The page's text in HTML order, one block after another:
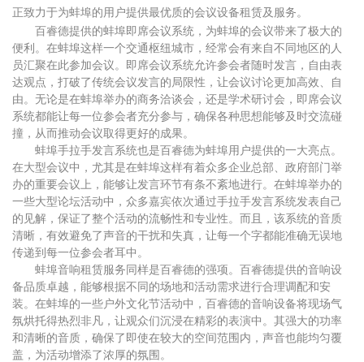
正致力于为蚌埠的用户提供最优质的会议设备租赁及服务。
百睿德提供的蚌埠即席会议系统，为蚌埠的会议带来了极大的
便利。在蚌埠这样一个交通枢纽城市，经常会有来自不同地区的人
员汇聚在此参加会议。即席会议系统允许参会者随时发言，自由表
达观点，打破了传统会议发言的局限性，让会议讨论更加高效、自
由。无论是在蚌埠举办的商务洽谈会，还是学术研讨会，即席会议
系统都能让每一位参会者充分参与，确保各种思想能够及时交流碰
撞，从而推动会议取得更好的成果。
蚌埠手拉手发言系统也是百睿德为蚌埠用户提供的一大亮点。
在大型会议中，尤其是在蚌埠这样有着众多企业总部、政府部门举
办的重要会议上，能够让发言环节有条不紊地进行。在蚌埠举办的
一些大型论坛活动中，众多嘉宾依次通过手拉手发言系统发表自己
的见解，保证了整个活动的流畅性和专业性。而且，该系统的音质
清晰，有效避免了声音的干扰和失真，让每一个字都能准确无误地
传递到每一位参会者耳中。
蚌埠音响租赁服务同样是百睿德的强项。百睿德提供的音响设
备品质卓越，能够根据不同的场地和活动需求进行合理调配和安
装。在蚌埠的一些户外文化节活动中，百睿德的音响设备将现场气
氛烘托得热烈非凡，让观众们沉浸在精彩的表演中。其强大的功率
和清晰的音质，确保了即使在较大的空间范围内，声音也能均匀覆
盖，为活动增添了浓厚的氛围。